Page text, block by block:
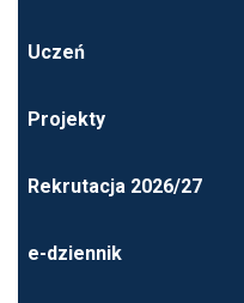
Uczeń
Projekty
Rekrutacja 2026/27
e-dziennik